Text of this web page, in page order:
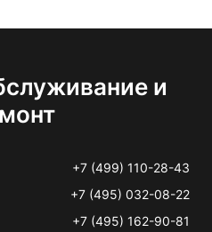
и
+7 (499) 110-28-43
+7 (495) 032-08-22
+7 (495) 162-90-81